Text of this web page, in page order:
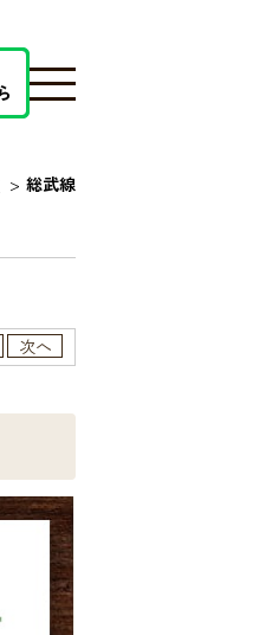
総武線
次へ